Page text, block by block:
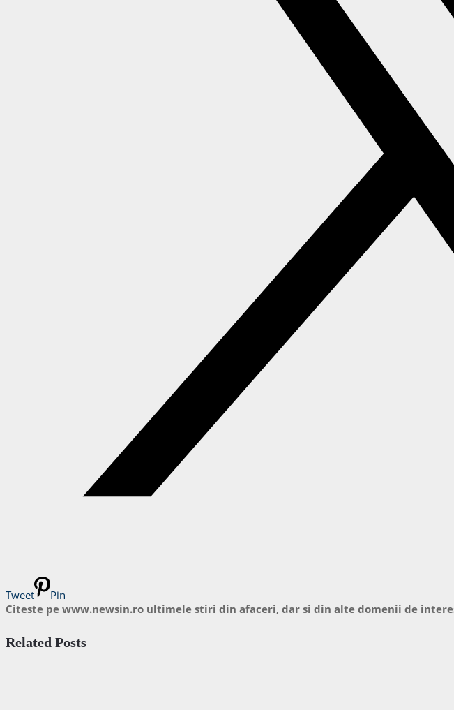
Tweet
Pin
Citeste pe www.newsin.ro ultimele stiri din afaceri, dar si din alte domenii de
Related Posts